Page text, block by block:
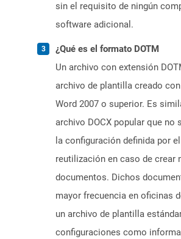
sin el requisito de ningún
software adicional.
¿Qué es el formato DOTM
Un archivo con extensión
archivo de plantilla creado
Word 2007 o superior. Es
archivo DOCX popular que no
la configuración definida por
reutilización en caso de crear
documentos. Dichos
mayor frecuencia en oficinas
un archivo de plantilla
configuraciones como